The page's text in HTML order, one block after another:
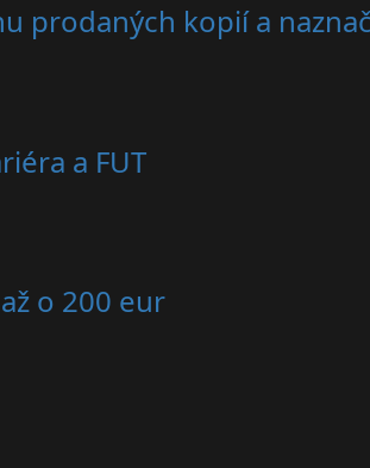
prodaných kopií a
a FUT
o 200 eur